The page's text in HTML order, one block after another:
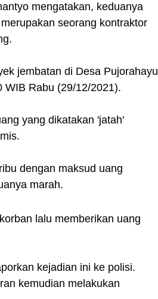
mengatakan, keduanya
seorang kontraktor
jembatan di Desa Pujorahayu
WIB Rabu (29/12/2021).
yang dikatakan 'jatah'
dengan maksud uang
marah.
lalu memberikan uang
kejadian ini ke polisi.
kemudian melakukan